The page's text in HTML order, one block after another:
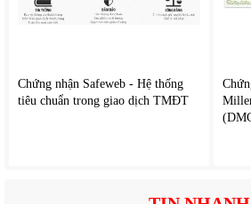
Chứng nhận Safeweb - Hệ thống
tiêu chuẩn trong giao dịch TMĐT